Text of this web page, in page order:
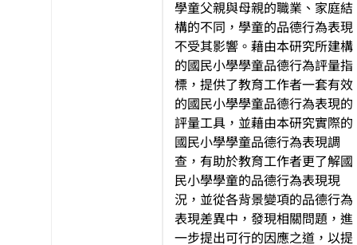
學童父親與母親的職業、家庭結
構的不同，學童的品德行為表現
不受其影響。藉由本研究所建構
的國民小學學童品德行為評量指
標，提供了教育工作者一套有效
的國民小學學童品德行為表現的
評量工具，並藉由本研究實際的
國民小學學童品德行為表現調
查，有助於教育工作者更了解國
民小學學童的品德行為表現現
況，並從各背景變項的品德行為
表現差異中，發現相關問題，進
一步提出可行的因應之道，以提